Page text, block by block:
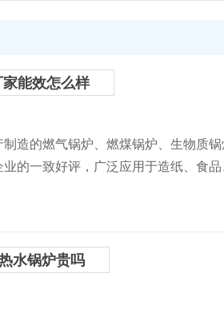
能效怎么样
造的燃气锅炉、燃煤锅炉、生物质
的一致好评，广泛应用于造纸、食品
水锅炉贵吗